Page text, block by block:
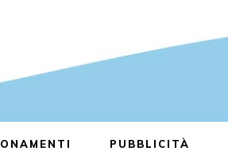
PUBBLICITÀ